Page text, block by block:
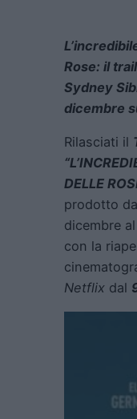
Rose: il
Sydney
dicembre
Rilasciati il
DELLE
prodotto da
dicembre
con la
Netflix dal